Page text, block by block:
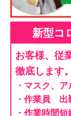
新型コ
お客様、従
徹底します。
・マスク、
・作業員 出
・作業時間短